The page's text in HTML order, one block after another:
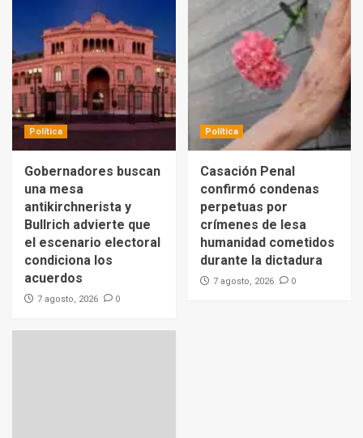
Política
Gobernadores buscan
una mesa
antikirchnerista y
Bullrich advierte que
el escenario electoral
condiciona los
acuerdos
7 agosto, 2026 0
Política
Casación Penal
confirmó condenas
perpetuas por
crímenes de lesa
humanidad cometidos
durante la dictadura
7 agosto, 2026 0